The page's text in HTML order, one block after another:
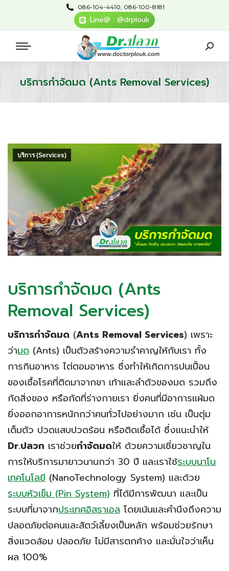
086-104-4410, 086-100-8181
Line@ : @drplouk
บริการกำจัดมด (Ants Removal Services)
บริการ (Services)
บริการกำจัดมด (Ants
Removal Services)
บริการกำจัดมด (Ants Removal Services) เพราะ
ว่ามด (Ants) เป็นตัวสร้างความรำคาญให้กับเรา ทั้ง
การกินอาหาร ไต่ตอมอาหาร ซึ่งทำให้เกิดการปนเปื้อน
ของเชื้อโรคที่ติดมาจากขา เท้าและลำตัวของมด รวมถึง
กัดสิ่งของ หรือกัดที่ร่างกายเรา ยิ่งคนที่มีอาการแผ้มด
ยิ่งออกอาการหนักกว่าคนทั่วไปอย่างมาก เช่น เป็นตุ่ม
เต็มตัว ปวดแสบปวดร้อน หรือติดเชื้อได้ ซึ่งแนะนำให้
Dr.ปลวก เราช่วยกำจัดมดให้ ด้วยความเชี่ยวชาญใน
การให้บริการมายาวนานกว่า 30 ปี และเราใช้ระบบนาโน
เทคโนโลยี (NanoTechnology System) และด้วย
ระบบหัวเข็ม (Pin System) ที่ได้มีการพัฒนา และเป็น
ระบบที่มาจากประเทศอิสราเอล โดยเน้นและคำนึงถึงความ
ปลอดภัยต่อคนและสัตว์เลี้ยงเป็นหลัก พร้อมช่วยรักษา
สิ่งแวดล้อม ปลอดภัย ไม่มีสารตกค้าง และมั่นใจว่าเห็น
ผล 100%